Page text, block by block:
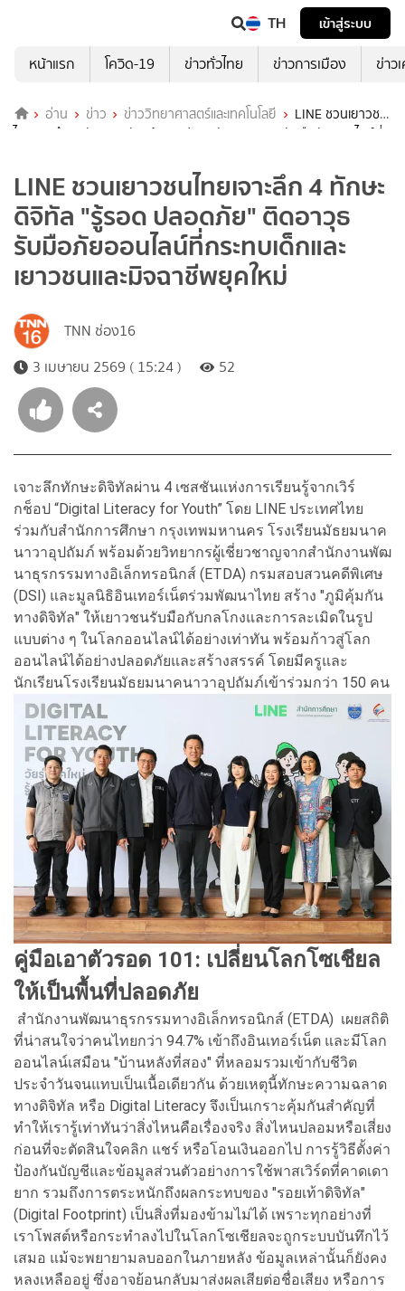
TH
เข้าสู่ระบบ
หน้าแรก
โควิด-19 ข่าวทั่วไทย ข่าวการเมือง ข่าว
อ่าน ข่าว ข่าววิทยาศาสตร์และเทคโนโลยี
LINE ชวนเยาวชน
ไทยเจาะลึก 4 ทักษะดิจิทัล "รู้รอด ปลอดภัย" ติดอาวุธรับมือภัยออนไลน์ที่
LINE ชวนเยาวชนไทยเจาะลึก 4 ทักษะ
ดิจิทัล "รู้รอด ปลอดภัย" ติดอาวุธ
รับมือภัยออนไลน์ที่กระทบเด็กและ
เยาวชนและมิจฉาชีพยุคใหม่
TNN ช่อง16
3 เมษายน 2569 ( 15:24 )
52
เจาะลึกทักษะดิจิทัลผ่าน 4 เซสชันแห่งการเรียนรู้จากเวิร์
กช็อป “Digital Literacy for Youth” โดย LINE ประเทศไทย
ร่วมกับสำนักการศึกษา กรุงเทพมหานคร โรงเรียนมัธยมนาค
นาวาอุปถัมภ์ พร้อมด้วยวิทยากรผู้เชี่ยวชาญจากสำนักงานพัฒ
นาธุรกรรมทางอิเล็กทรอนิกส์ (ETDA) กรมสอบสวนคดีพิเศษ
(DSI) และมูลนิธิอินเทอร์เน็ตร่วมพัฒนาไทย สร้าง "ภูมิคุ้มกัน
ทางดิจิทัล" ให้เยาวชนรับมือกับกลโกงและการละเมิดในรูป
แบบต่าง ๆ ในโลกออนไลน์ได้อย่างเท่าทัน พร้อมก้าวสู่โลก
ออนไลน์ได้อย่างปลอดภัยและสร้างสรรค์ โดยมีครูและ
นักเรียนโรงเรียนมัธยมนาคนาวาอุปถัมภ์เข้าร่วมกว่า 150 คน
คู่มือเอาตัวรอด 101: เปลี่ยนโลกโซเชียล
ให้เป็นพื้นที่ปลอดภัย
สำนักงานพัฒนาธุรกรรมทางอิเล็กทรอนิกส์ (ETDA) เผยสถิติ
ที่น่าสนใจว่าคนไทยกว่า 94.7% เข้าถึงอินเทอร์เน็ต และมีโลก
ออนไลน์เสมือน "บ้านหลังที่สอง" ที่หลอมรวมเข้ากับชีวิต
ประจำวันจนแทบเป็นเนื้อเดียวกัน ด้วยเหตุนี้ทักษะความฉลาด
ทางดิจิทัล หรือ Digital Literacy จึงเป็นเกราะคุ้มกันสำคัญที่
ทำให้เรารู้เท่าทันว่าสิ่งไหนคือเรื่องจริง สิ่งไหนปลอมหรือเสี่ยง
ก่อนที่จะตัดสินใจคลิก แชร์ หรือโอนเงินออกไป การรู้วิธีตั้งค่า
ป้องกันบัญชีและข้อมูลส่วนตัวอย่างการใช้พาสเวิร์ดที่คาดเดา
ยาก รวมถึงการตระหนักถึงผลกระทบของ "รอยเท้าดิจิทัล"
(Digital Footprint) เป็นสิ่งที่มองข้ามไม่ได้ เพราะทุกอย่างที่
เราโพสต์หรือกระทำลงไปในโลกโซเชียลจะถูกระบบบันทึกไว้
เสมอ แม้จะพยายามลบออกในภายหลัง ข้อมูลเหล่านั้นก็ยังคง
หลงเหลืออยู่ ซึ่งอาจย้อนกลับมาส่งผลเสียต่อชื่อเสียง หรือการ